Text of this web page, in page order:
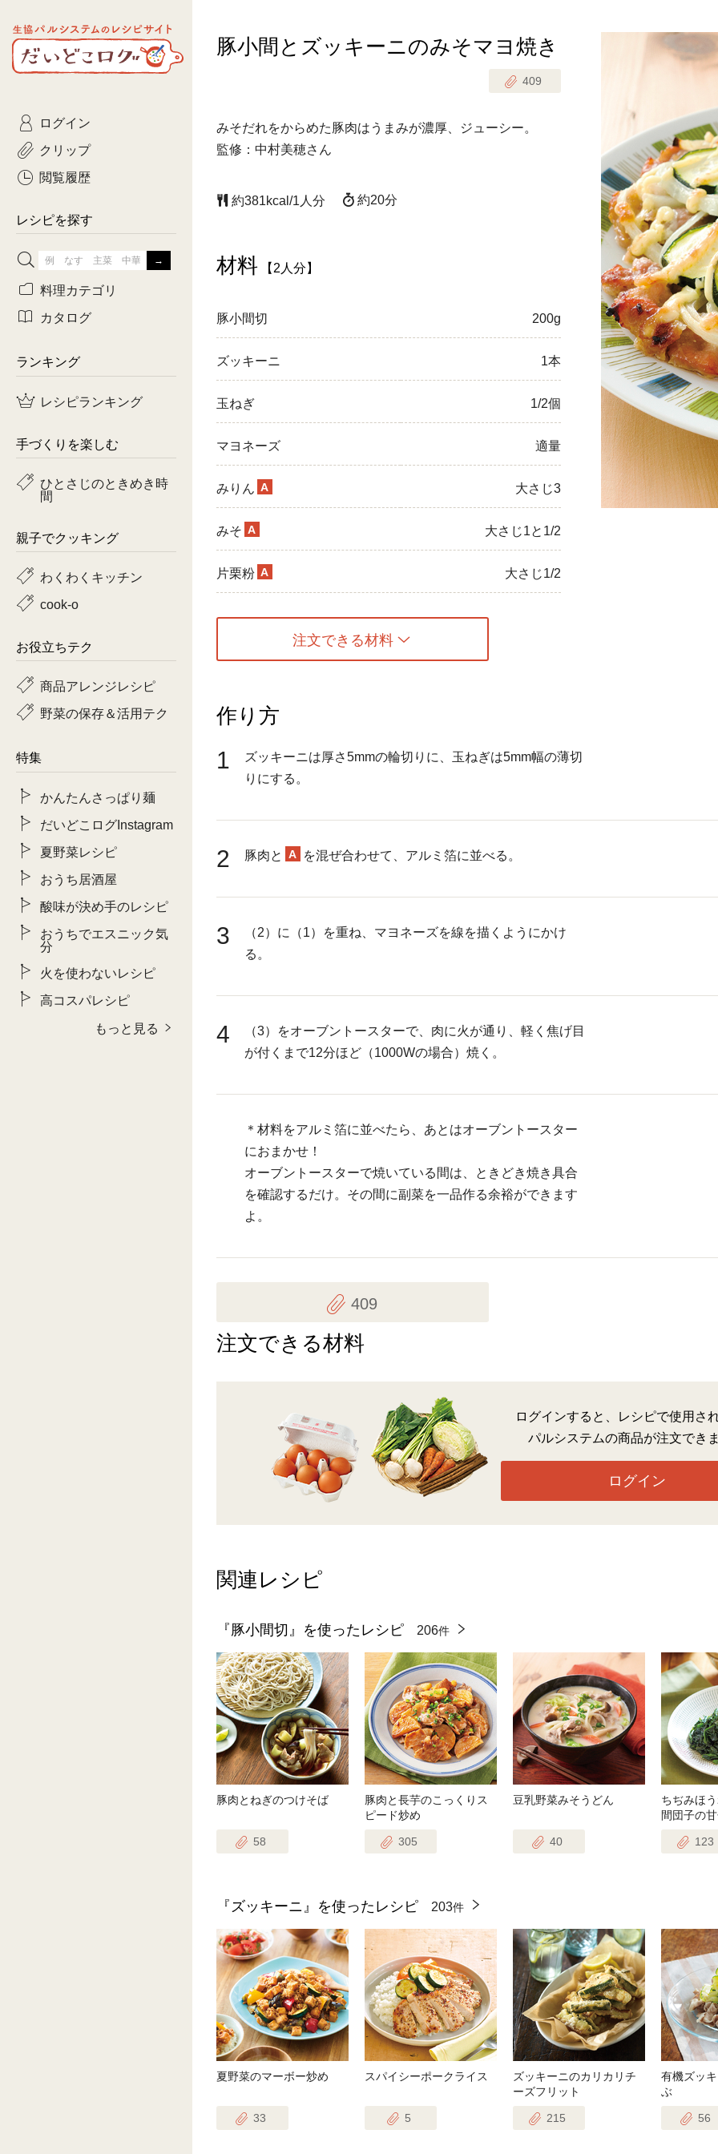
生協パルシステムのレシピ
サイト
だいどこログ
豚小間とズッキーニのみそマヨ焼き
409
みそだれをからめた豚肉はうまみが濃厚、ジューシー。
監修：中村美穂さん
約381kcal/1人分 約20分
材料 【2人分】
豚小間切 200g
ズッキーニ 1本
玉ねぎ 1/2個
マヨネーズ 適量
みりん A 大さじ3
みそ A 大さじ1と1/2
片栗粉 A 大さじ1/2
注文できる材料
作り方
1
ズッキーニは厚さ5mmの輪切りに、玉ねぎは5mm幅の薄切
りにする。
2 豚肉と A を混ぜ合わせて、アルミ箔に並べる。
3
（2）に（1）を重ね、マヨネーズを線を描くようにかけ
る。
4
（3）をオーブントースターで、肉に火が通り、軽く焦げ目
が付くまで12分ほど（1000Wの場合）焼く。
＊材料をアルミ箔に並べたら、あとはオーブントースター
におまかせ！
オーブントースターで焼いている間は、ときどき焼き具合
を確認するだけ。その間に副菜を一品作る余裕ができます
よ。
409
注文できる材料
ログインすると、レシピで使用さ
パルシステムの商品が注文でき
ログイン
関連レシピ
『豚小間切』を使ったレシピ 206件
豚肉とねぎのつけそば
58
豚肉と長芋のこっくりス
ピード炒め
305
豆乳野菜みそうどん
40
ちぢみほ
間団子の
123
『ズッキーニ』を使ったレシピ 203件
夏野菜のマーボー炒め
33
スパイシーポークライス
5
ズッキーニのカリカリチ
ーズフリット
215
有機ズッ
ぶ
56
ログイン
クリップ
閲覧履歴
レシピを探す
ひとさじのときめき時間
おきらくだ 1歳半からの幼児食
3日分ごはんセット（3人分）
有賀薫さんのスープ
鶏肉 ひき肉
魚 アスパラガス
料理カテゴリ
主菜 副菜
常備菜・作りおき お弁当
カタログ
コトコト
yumyumいっしょごはん
ランキング
レシピランキング
手づくりを楽しむ
ひとさじのときめき時
間
親子でクッキング
わくわくキッチン
cook-o
お役立ちテク
商品アレンジレシピ
野菜の保存＆活用テク
特集
かんたんさっぱり麺
だいどこログInstagram
夏野菜レシピ
おうち居酒屋
酸味が決め手のレシピ
おうちでエスニック気
分
火を使わないレシピ
高コスパレシピ
もっと見る